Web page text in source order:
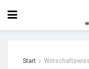
Start